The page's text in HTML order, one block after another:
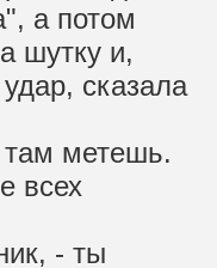
а потом
шутку и,
сказала
метешь.
всех
- ты